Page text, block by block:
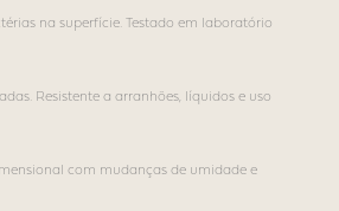
na superfície. Testado em laboratório
Resistente a arranhões, líquidos e uso
com mudanças de umidade e